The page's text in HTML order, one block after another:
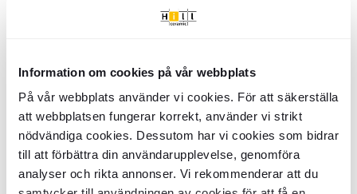
Information om cookies på vår webbplats
På vår webbplats använder vi cookies. För att säkerställa
att webbplatsen fungerar korrekt, använder vi strikt
nödvändiga cookies. Dessutom har vi cookies som bidrar
till att förbättra din användarupplevelse, genomföra
analyser och rikta annonser. Vi rekommenderar att du
Material:
5875
Hörnbadkar Vicenza
Vit Blank 140
cm Vänster (Utan Panel & Avlopp)
BDBC4357
Material:Akryl
Hörnbadkar Vicenza
Vit Blank 160
cm Vänster (Utan Panel & Avlopp)
BDBC4361
Yta:
Material:Akryl